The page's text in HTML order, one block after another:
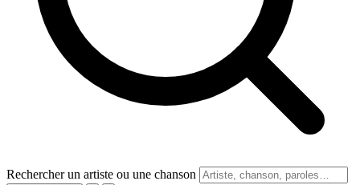
Rechercher un artiste ou une chanson